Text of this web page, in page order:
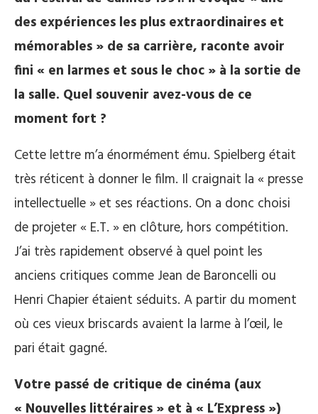
des expériences les plus extraordinaires et
mémorables » de sa carrière, raconte avoir
fini « en larmes et sous le choc » à la sortie de
la salle. Quel souvenir avez-vous de ce
moment fort ?
Cette lettre m’a énormément ému. Spielberg était
très réticent à donner le film. Il craignait la « presse
intellectuelle » et ses réactions. On a donc choisi
de projeter « E.T. » en clôture, hors compétition.
J’ai très rapidement observé à quel point les
anciens critiques comme Jean de Baroncelli ou
Henri Chapier étaient séduits. A partir du moment
où ces vieux briscards avaient la larme à l’œil, le
pari était gagné.
Votre passé de critique de cinéma (aux
« Nouvelles littéraires » et à « L’Express »)